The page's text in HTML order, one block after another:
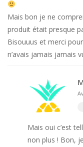
Mais bon je ne
produit était presque
Bisouuus et merci
n’avais jamais jamais
Mais oui c’est
non plus ! Bon,